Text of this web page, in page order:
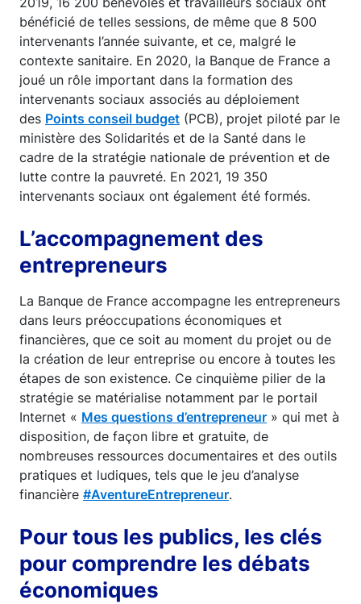
bénéficié de telles sessions, de même que 8 500
intervenants l’année suivante, et ce, malgré le
contexte sanitaire. En 2020, la Banque de France a
joué un rôle important dans la formation des
intervenants sociaux associés au déploiement
des Points conseil budget (PCB), projet piloté par le
ministère des Solidarités et de la Santé dans le
cadre de la stratégie nationale de prévention et de
lutte contre la pauvreté. En 2021, 19 350
intervenants sociaux ont également été formés.
L’accompagnement des
entrepreneurs
La Banque de France accompagne les entrepreneurs
dans leurs préoccupations économiques et
financières, que ce soit au moment du projet ou de
la création de leur entreprise ou encore à toutes les
étapes de son existence. Ce cinquième pilier de la
stratégie se matérialise notamment par le portail
Internet « Mes questions d’entrepreneur » qui met à
disposition, de façon libre et gratuite, de
nombreuses ressources documentaires et des outils
pratiques et ludiques, tels que le jeu d’analyse
financière #AventureEntrepreneur.
Pour tous les publics, les clés
pour comprendre les débats
économiques